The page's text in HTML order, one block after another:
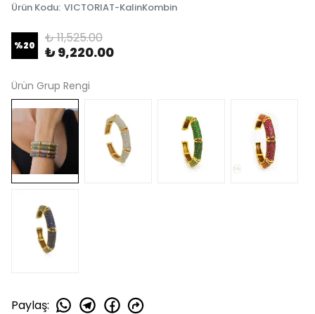
Ürün Kodu: VICTORIAT-KalinKombin
%20 ₺ 11,525.00
₺ 9,220.00
Ürün Grup Rengi
Paylaş: